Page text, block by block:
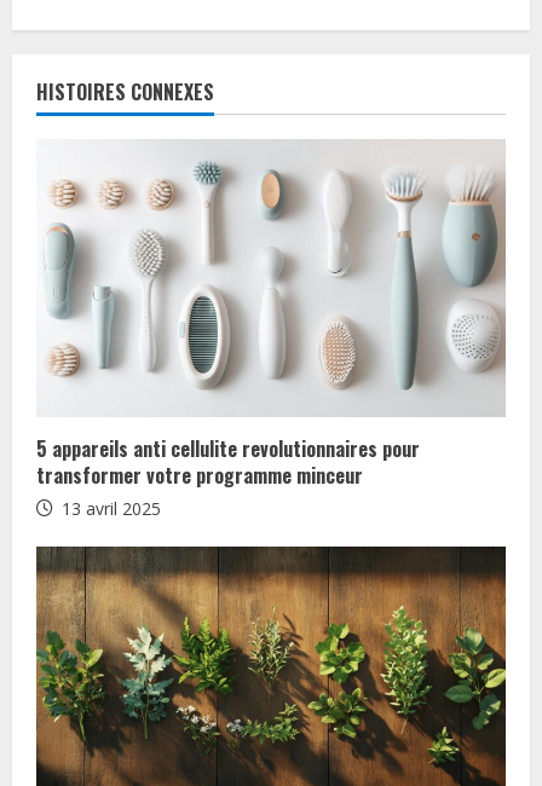
C
n
n
u
e
e
a
d
i
n
g
HISTOIRES CONNEXES
5 appareils anti cellulite revolutionnaires pour
transformer votre programme minceur
13 avril 2025